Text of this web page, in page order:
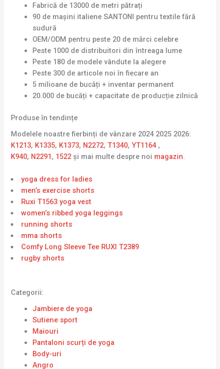
Fabrică de 13000 de metri pătrați
90 de mașini italiene SANTONI pentru textile fără
sudură
OEM/ODM pentru peste 20 de mărci celebre
Peste 1000 de distribuitori din întreaga lume
Peste 180 de modele vândute la alegere
Peste 300 de articole noi în fiecare an
5 milioane de bucăți + inventar permanent
20.000 de bucăți + capacitate de producție zilnică
Produse în tendințe
Modelele noastre fierbinți de vânzare 2024 2025 2026:
K1213, K1335, K1373, N2272,T1340,YT1164 ,
K940, N2291, 1522și mai multe despre noi magazin.
yoga dress for ladies
men’s exercise shorts
Ruxi T1563 yoga vest
women’s ribbed yoga leggings
running shorts
mma shorts
Comfy Long Sleeve Tee RUXI T2389
rugby shorts
Categorii:
Jambiere de yoga
Sutiene sport
Maiouri
Pantaloni scurți de yoga
Body-uri
Angro